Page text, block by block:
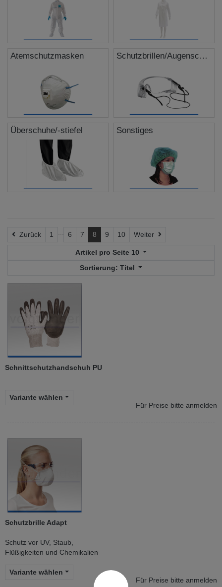
Atemschutzmasken Schutzbrillen/Augenschutz
Überschuhe/-stiefel Sonstiges
ZurückZurück
1 6 7 8 9 10 Weiter
Artikel pro Seite 10
Sortierung: Titel
Schnittschutzhandschuh PU
Variante wählen
Für Preise bitte anmelden
Schutzbrille Adapt
Schutz vor UV, Staub,
Flüßigkeiten und Chemikalien
Variante wählen
Für Preise bitte anmelden